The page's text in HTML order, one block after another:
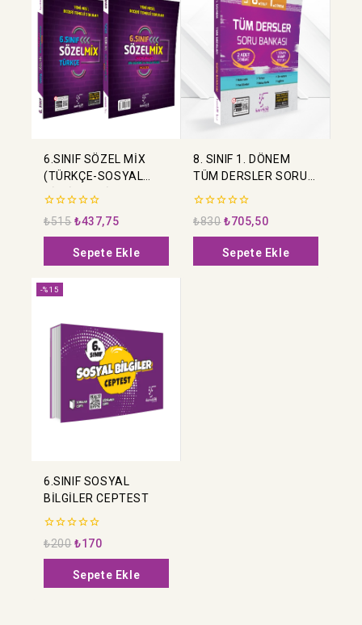
6.SINIF SÖZEL MİX
(TÜRKÇE-SOSYAL
BİLGİLER-DİN
BİLGİSİ-İNGİLİZCE)
0
5
üzerinden
₺515 ₺437,75
Sepete Ekle
8. SINIF 1. DÖNEM
TÜM DERSLER SORU
BANKASI
0
5
üzerinden
₺830 ₺705,50
Sepete Ekle
-%15
6.SINIF SOSYAL
BİLGİLER CEPTEST
0
5
üzerinden
₺200 ₺170
Sepete Ekle